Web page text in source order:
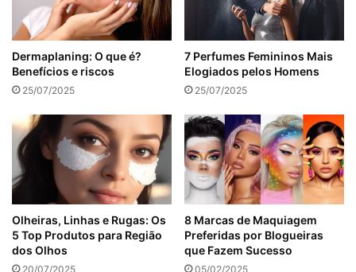
Dermaplaning: O que é?
Benefícios e riscos
25/07/2025
7 Perfumes Femininos Mais
Elogiados pelos Homens
25/07/2025
Olheiras, Linhas e Rugas: Os
5 Top Produtos para Região
dos Olhos
20/07/2025
8 Marcas de Maquiagem
Preferidas por Blogueiras
que Fazem Sucesso
05/02/2025